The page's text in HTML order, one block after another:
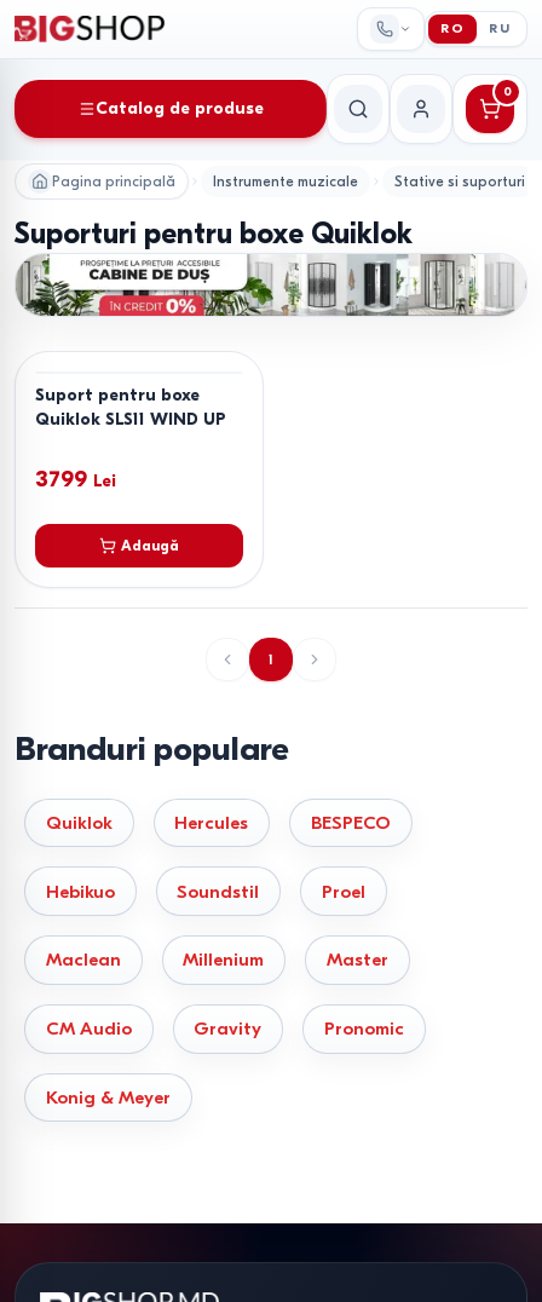
RO RU
Catalog de produse
CăutareContul meu
0
Pagina principală Instrumente muzicale Stative si suporturi
Suporturi pentru boxe Quiklok
Suport pentru boxe
Quiklok SLS11 WIND UP
3799 Lei
Adaugă
1
Branduri populare
Quiklok Hercules BESPECO
Hebikuo Soundstil Proel
Maclean Millenium Master
CM Audio Gravity Pronomic
Konig & Meyer